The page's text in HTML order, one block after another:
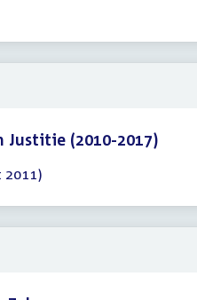
Justitie (2010-2017)
2011)